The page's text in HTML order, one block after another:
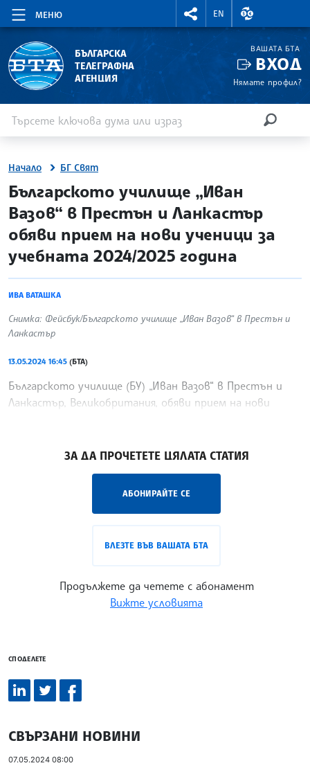
МЕНЮ
RIGHTMENU.SOCIAL
EN
ВАЛУТНИ
БЪЛГАРСКА
ТЕЛЕГРАФНА
АГЕНЦИЯ
ВАШАТА БТА
ВХОД
Нямате профил?
Начало БГ Свят
site.bta
Българското училище „Иван
Вазов“ в Престън и Ланкастър
обяви прием на нови ученици за
учебната 2024/2025 година
ИВА ВАТАШКА
Снимка: Фейсбук/Българското училище „Иван Вазов“ в Престън и
Ланкастър
13.05.2024 16:45 (БТА)
Българското училище (БУ) „Иван Вазов“ в Престън и
Ланкастър, Великобритания, обяви прием на нови
ЗА ДА ПРОЧЕТЕТЕ ЦЯЛАТА СТАТИЯ
АБОНИРАЙТЕ СЕ
ВЛЕЗТЕ ВЪВ ВАШАТА БТА
Продължете да четете с абонамент
Вижте условията
СПОДЕЛЕТЕ
СВЪРЗАНИ НОВИНИ
07.05.2024 08:00